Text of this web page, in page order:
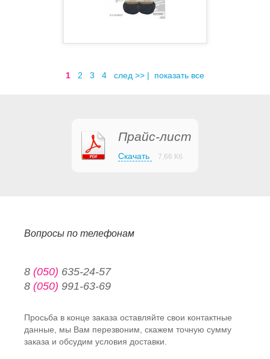
1 2 3 4 след >> | показать все
Прайс-лист
Скачать 7,66 Кб
Вопросы по телефонам
8 (050) 635-24-57
8 (050) 991-63-69
Просьба в конце заказа оставляйте свои контактные
данные, мы Вам перезвоним, скажем точную сумму
заказа и обсудим условия доставки.